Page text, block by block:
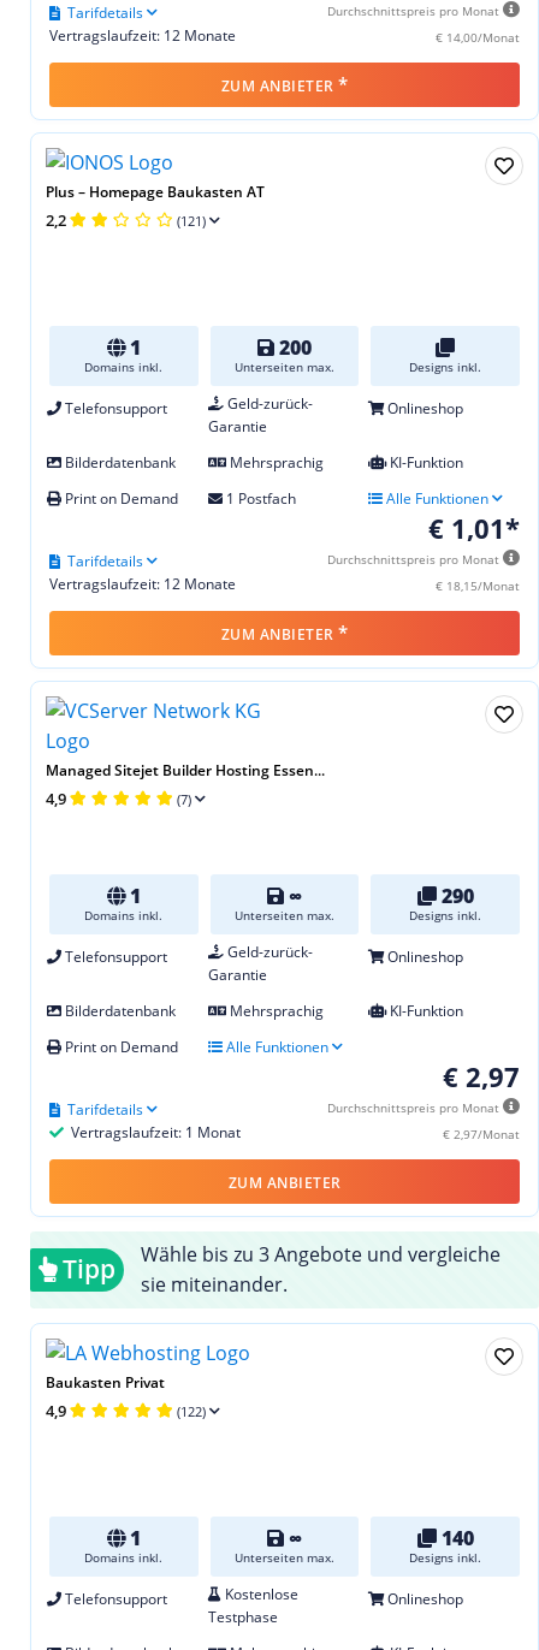
Durchschnittspreis pro Monat
€ 14,00/Monat
Vertragslaufzeit: 12 Monate
Tarifdetails
ZUM ANBIETER *
Plus – Homepage Baukasten AT
2,2 (121)
1
Domains inkl.
200
Unterseiten max. Designs inkl.
Telefonsupport
Geld-zurück-
Garantie
Onlineshop
Bilderdatenbank Mehrsprachig
KI-Funktion
Print on Demand
1 Postfach Alle Funktionen
€ 1,01*
Durchschnittspreis pro Monat
€ 18,15/Monat
Vertragslaufzeit: 12 Monate
Tarifdetails
ZUM ANBIETER *
Managed Sitejet Builder Hosting Essen...
4,9 (7)
1
Domains inkl.
∞
Unterseiten max.
290
Designs inkl.
Telefonsupport
Geld-zurück-
Garantie
Onlineshop
Bilderdatenbank Mehrsprachig
KI-Funktion
Print on Demand
Alle Funktionen
€ 2,97
Durchschnittspreis pro Monat
€ 2,97/Monat
Vertragslaufzeit: 1 Monat
Tarifdetails
ZUM ANBIETER
Tipp
Wähle bis zu 3 Angebote und vergleiche
sie miteinander.
Baukasten Privat
4,9 (122)
1
Domains inkl.
∞
Unterseiten max.
140
Designs inkl.
Telefonsupport
Kostenlose
Testphase
Onlineshop